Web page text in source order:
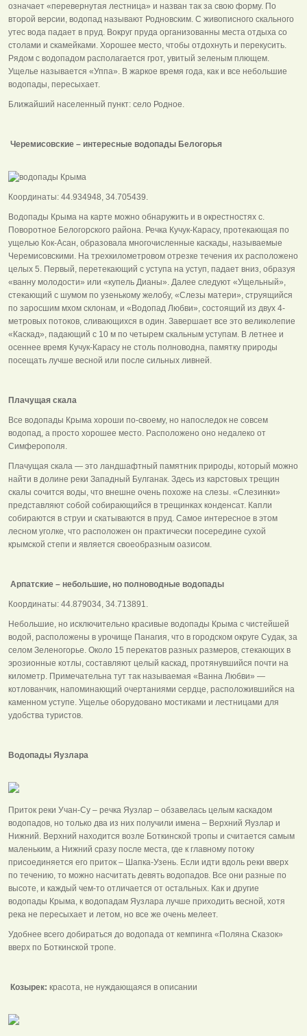
означает «перевернутая лестница» и назван так за свою форму. По
второй версии, водопад называют Родновским. С живописного скального
утес вода падает в пруд. Вокруг пруда организованны места отдыха со
столами и скамейками. Хорошее место, чтобы отдохнуть и перекусить.
Рядом с водопадом располагается грот, увитый зеленым плющем.
Ущелье называется «Уппа». В жаркое время года, как и все небольшие
водопады, пересыхает.
Ближайший населенный пункт: село Родное.
Черемисовские – интересные водопады Белогорья
Координаты: 44.934948, 34.705439.
Водопады Крыма на карте можно обнаружить и в окрестностях с.
Поворотное Белогорского района. Речка Кучук-Карасу, протекающая по
ущелью Кок-Асан, образовала многочисленные каскады, называемые
Черемисовскими. На трехкилометровом отрезке течения их расположено
целых 5. Первый, перетекающий с уступа на уступ, падает вниз, образуя
«ванну молодости» или «купель Дианы». Далее следуют «Ущельный»,
стекающий с шумом по узенькому желобу, «Слезы матери», струящийся
по заросшим мхом склонам, и «Водопад Любви», состоящий из двух 4-
метровых потоков, сливающихся в один. Завершает все это великолепие
«Каскад», падающий с 10 м по четырем скальным уступам. В летнее и
осеннее время Кучук-Карасу не столь полноводна, памятку природы
посещать лучше весной или после сильных ливней.
Плачущая скала
Все водопады Крыма хороши по-своему, но напоследок не совсем
водопад, а просто хорошее место. Расположено оно недалеко от
Симферополя.
Плачущая скала — это ландшафтный памятник природы, который можно
найти в долине реки Западный Булганак. Здесь из карстовых трещин
скалы сочится воды, что внешне очень похоже на слезы. «Слезинки»
представляют собой собирающийся в трещинках конденсат. Капли
собираются в струи и скатываются в пруд. Самое интересное в этом
лесном уголке, что расположен он практически посередине сухой
крымской степи и является своеобразным оазисом.
Арпатские – небольшие, но полноводные водопады
Координаты: 44.879034, 34.713891.
Небольшие, но исключительно красивые водопады Крыма с чистейшей
водой, расположены в урочище Панагия, что в городском округе Судак, за
селом Зеленогорье. Около 15 перекатов разных размеров, стекающих в
эрозионные котлы, составляют целый каскад, протянувшийся почти на
километр. Примечательна тут так называемая «Ванна Любви» —
котлованчик, напоминающий очертаниями сердце, расположившийся на
каменном уступе. Ущелье оборудовано мостиками и лестницами для
удобства туристов.
Водопады Яузлара
Приток реки Учан-Су – речка Яузлар – обзавелась целым каскадом
водопадов, но только два из них получили имена – Верхний Яузлар и
Нижний. Верхний находится возле Боткинской тропы и считается самым
маленьким, а Нижний сразу после места, где к главному потоку
присоединяется его приток – Шапка-Узень. Если идти вдоль реки вверх
по течению, то можно насчитать девять водопадов. Все они разные по
высоте, и каждый чем-то отличается от остальных. Как и другие
водопады Крыма, к водопадам Яузлара лучше приходить весной, хотя
река не пересыхает и летом, но все же очень мелеет.
Удобнее всего добираться до водопада от кемпинга «Поляна Сказок»
вверх по Боткинской тропе.
Козырек: красота, не нуждающаяся в описании